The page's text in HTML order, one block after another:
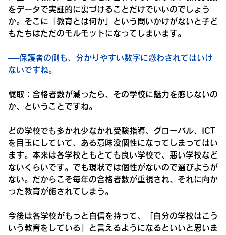
をデータで実証的に裏づけることだけでいいのでしょう
か。そこに「教育とは何か」という問いかけがないと子ど
もたちはただのモルモットになってしまいます。
──保護者の側も、分かりやすい数字に惑わされてはいけ
ないですね。
梶取： 合格者数が減ったら、その学校に魅力を感じないの
か、ということですね。
どの学校でも多かれ少なかれ受験指導、グローバル、ICT
を目玉にしていて、ある意味没個性になってしまってはい
ます。本来は各学校ともとても良い学校で、悪い学校など
ないくらいです。でも現状では個性がないので選びようが
ない。だからこそ毎年の合格者数が重視され、それに向か
った教育が施されてしまう。
今後は各学校がもっと自信を持って、「自分の学校はこう
いう教育をしている」と言えるようになるといいと思いま